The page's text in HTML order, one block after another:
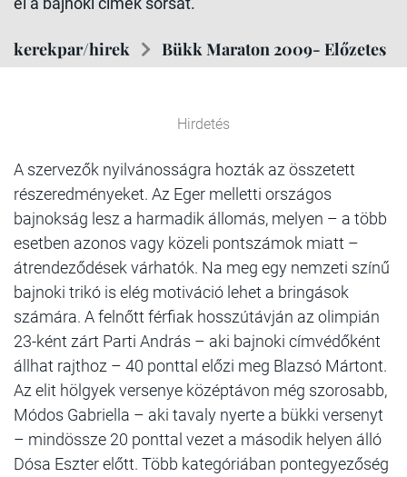
kerekpar/hirek Bükk Maraton 2009- Előzetes
Hirdetés
A szervezők nyilvánosságra hozták az összetett
részeredményeket. Az Eger melletti országos
bajnokság lesz a harmadik állomás, melyen – a több
esetben azonos vagy közeli pontszámok miatt –
átrendeződések várhatók. Na meg egy nemzeti színű
bajnoki trikó is elég motiváció lehet a bringások
számára. A felnőtt férfiak hosszútávján az olimpián
23-ként zárt Parti András – aki bajnoki címvédőként
állhat rajthoz – 40 ponttal előzi meg Blazsó Mártont.
Az elit hölgyek versenye középtávon még szorosabb,
Módos Gabriella – aki tavaly nyerte a bükki versenyt
– mindössze 20 ponttal vezet a második helyen álló
Dósa Eszter előtt. Több kategóriában pontegyezőség